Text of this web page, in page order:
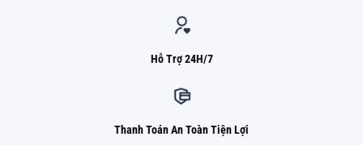
Hỗ Trợ 24H/7
Thanh Toán An Toàn Tiện Lợi